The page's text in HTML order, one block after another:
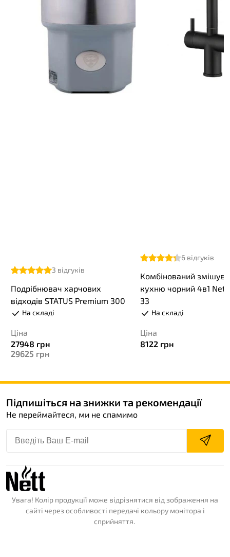
3 відгуків
Подрібнювач харчових
відходів STATUS Premium 300
На складі
Ціна
27948 грн
29625 грн
6 відгуків
Комбінований
кухню чорний 4в1 Nett
33
На складі
Ціна
8122 грн
Підпишіться на знижки та рекомендації
Не переймайтеся, ми не спамимо
Увага! Колір продукції може відрізнятися від зображення на
сайті через особливості передачі кольору монітора і
сприйняття.